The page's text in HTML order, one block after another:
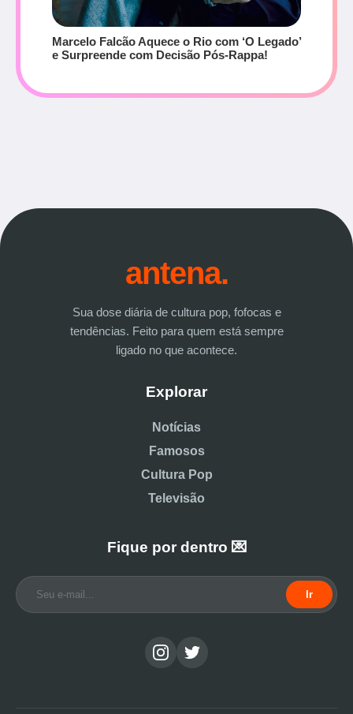
Marcelo Falcão Aquece o Rio com ‘O Legado’
e Surpreende com Decisão Pós-Rappa!
antena.
Sua dose diária de cultura pop, fofocas e
tendências. Feito para quem está sempre
ligado no que acontece.
Explorar
Notícias
Famosos
Cultura Pop
Televisão
Fique por dentro 💌
Ir